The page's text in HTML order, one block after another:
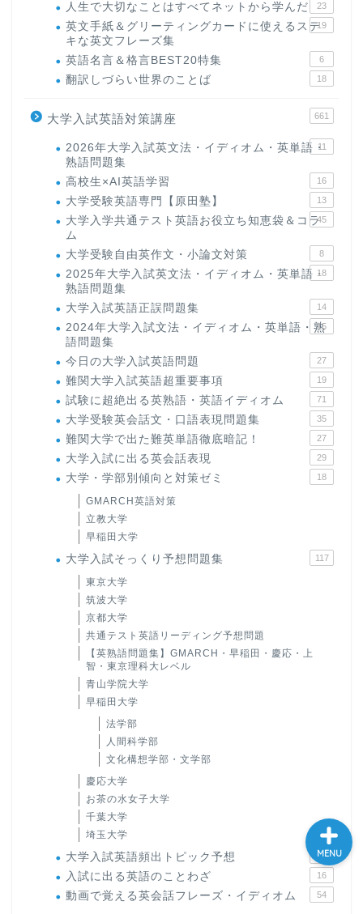
人生で大切なことはすべてネットから学んだ 23
英文手紙＆グリーティングカードに使えるステ
キな英文フレーズ集
19
英語名言＆格言BEST20特集 6
翻訳しづらい世界のことば 18
大学入試英語対策講座 661
2026年大学入試英文法・イディオム・英単語・
熟語問題集
11
高校生×AI英語学習 16
大学受験英語専門【原田塾】 13
大学入学共通テスト英語お役立ち知恵袋＆コラ
ム
45
大学受験自由英作文・小論文対策 8
2025年大学入試英文法・イディオム・英単語・
熟語問題集
18
大学入試英語正誤問題集 14
2024年大学入試文法・イディオム・英単語・熟
語問題集
15
今日の大学入試英語問題 27
難関大学入試英語超重要事項 19
試験に超絶出る英熟語・英語イディオム 71
大学受験英会話文・口語表現問題集 35
難関大学で出た難英単語徹底暗記！ 27
大学入試に出る英会話表現 29
大学・学部別傾向と対策ゼミ 18
GMARCH英語対策
立教大学
早稲田大学
大学入試そっくり予想問題集 117
東京大学
筑波大学
京都大学
共通テスト英語リーディング予想問題
【英熟語問題集】GMARCH・早稲田・慶応・上
智・東京理科大レベル
青山学院大学
早稲田大学
法学部
人間科学部
文化構想学部・文学部
慶応大学
お茶の水女子大学
千葉大学
埼玉大学
大学入試英語頻出トピック予想 4
入試に出る英語のことわざ 16
動画で覚える英会話フレーズ・イディオム 54
MENU
ホーム
原田高志の”ほぼ日刊”英語
学習＆大学入試英語コラム
“シン”・英会話スピード表
英語名言・格言・カッコい
い英語＆素敵な英文フレー
ズ集